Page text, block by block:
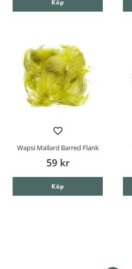
Köp
Wapsi Mallard Barred Flank
59 kr
Köp